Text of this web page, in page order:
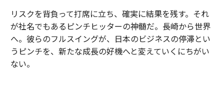
リスクを背負って打席に立ち、確実に結果を残す。それ
が社名でもあるピンチヒッターの神髄だ。長崎から世界
へ。彼らのフルスイングが、日本のビジネスの停滞とい
うピンチを、新たな成長の好機へと変えていくにちがい
ない。